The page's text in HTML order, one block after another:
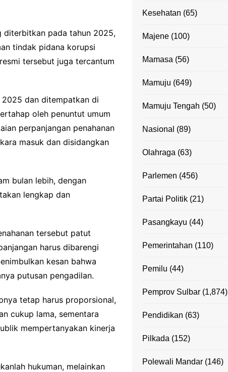
diterbitkan pada tahun 2025,
tindak pidana korupsi
tersebut juga tercantum
dan ditempatkan di
oleh penuntut umum
perpanjangan penahanan
masuk dan disidangkan
bulan lebih, dengan
lengkap dan
tersebut patut
harus dibarengi
kesan bahwa
putusan pengadilan.
tetap harus proporsional,
cukup lama, sementara
mempertanyakan kinerja
hukuman, melainkan
Kesehatan (65)
Majene (100)
Mamasa (56)
Mamuju (649)
Mamuju Tengah (50)
Nasional (89)
Olahraga (63)
Parlemen (456)
Partai Politik (21)
Pasangkayu (44)
Pemerintahan (110)
Pemilu (44)
Pemprov Sulbar (1,874)
Pendidikan (63)
Pilkada (152)
Polewali Mandar (146)